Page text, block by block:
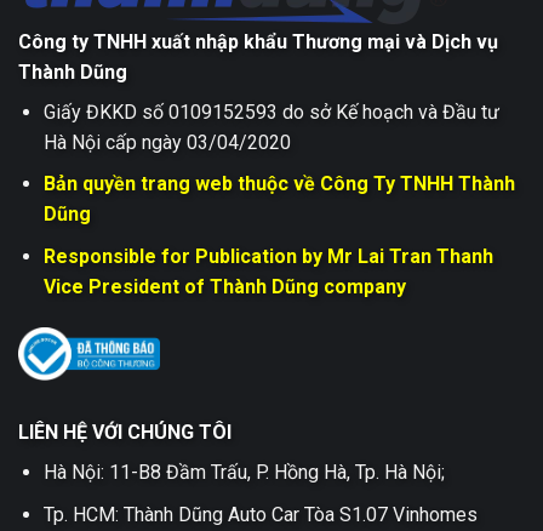
Công ty TNHH xuất nhập khẩu Thương mại và Dịch vụ
Thành Dũng
Giấy ĐKKD số 0109152593 do sở Kế hoạch và Đầu tư
Hà Nội cấp ngày 03/04/2020
Bản quyền trang web thuộc về Công Ty TNHH Thành
Dũng
Responsible for Publication by Mr Lai Tran Thanh
Vice President of Thành Dũng company
LIÊN HỆ VỚI CHÚNG TÔI
Hà Nội: 11-B8 Đầm Trấu, P. Hồng Hà, Tp. Hà Nội;
Tp. HCM: Thành Dũng Auto Car Tòa S1.07 Vinhomes